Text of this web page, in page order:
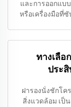
และการออกแบ
หรือเครื่องมือที่
ทางเลือ
ประ
ฝารองนั่งชักโค
สิ่งแวดล้อม เป็